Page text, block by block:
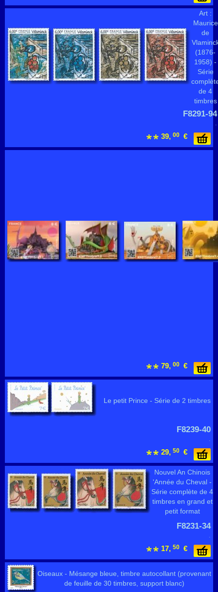
Art :
Maurice
de
(1876-
1958) -
Série
de 4
timbres
F8291-94
.
39, 00 €
79, 00 €
Le petit Prince - Série de 2 timbres
F8239-40
.
29, 50 €
Nouvel An Chinois
'Année du Cheval -
Série complète de 4
timbres en grand et
petit format
F8231-34
.
17, 50 €
Oiseaux - Mésange bleue, timbre autocollant (provenant
de feuille de 30 timbres, support blanc)